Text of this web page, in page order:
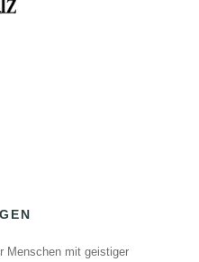
Menschen mit geistiger